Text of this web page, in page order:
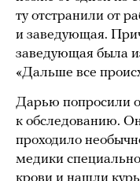
ту отстранили от
и заведующая.
заведующая была
«Дальше все
Дарью попросили
к обследованию.
проходило
медики